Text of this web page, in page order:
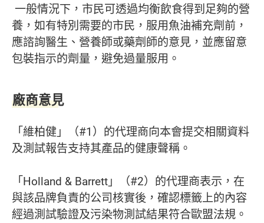
一般情況下，市民可透過均衡飲食得到足夠的營
養，如有特別需要的市民，服用魚油補充劑前，
應諮詢醫生、營養師或藥劑師的意見，並應留意
包裝指示的劑量，避免過量服用。
廠商意見
「維柏健」（#1）的代理商向本會提交相關資料
及測試報告支持其產品的健康聲稱。
「Holland & Barrett」（#2）的代理商表示，在
與該品牌負責的公司核實後，確認標籤上的內容
經過測試驗證及污染物測試結果符合歐盟法規。